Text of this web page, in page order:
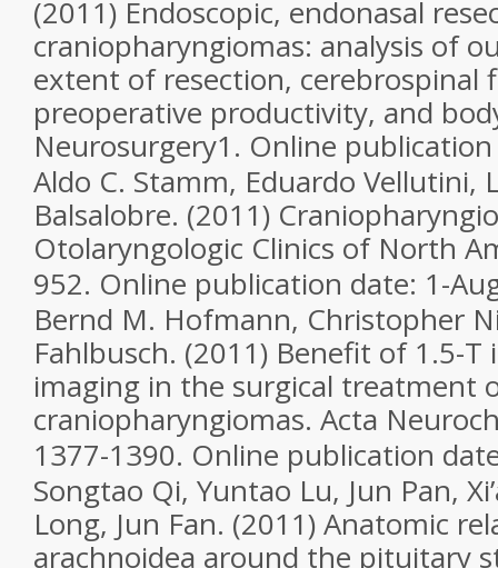
(2011) Endoscopic, endonasal
craniopharyngiomas: analysis of
extent of resection, cerebrospinal
preoperative productivity, and
Neurosurgery1. Online
Aldo C. Stamm, Eduardo Vellutini,
Balsalobre. (2011)
Otolaryngologic Clinics of North
952. Online publication date: 1-
Bernd M. Hofmann, Christopher
Fahlbusch. (2011) Benefit of 1.5-
imaging in the surgical treatment
craniopharyngiomas. Acta
1377-1390. Online publication
Songtao Qi, Yuntao Lu, Jun Pan,
Long, Jun Fan. (2011) Anatomic
arachnoidea around the pituitary